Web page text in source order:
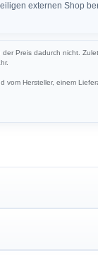
externen Shop
Preis dadurch nicht.
Hersteller, einem